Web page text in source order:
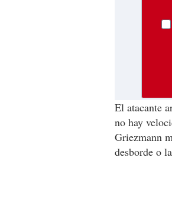
El atacante
no hay
Griezmann
desborde o